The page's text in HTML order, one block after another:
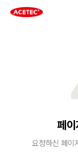
페
요청하신 페이